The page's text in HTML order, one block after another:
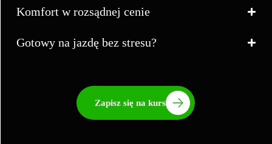
Komfort w rozsądnej cenie
Gotowy na jazdę bez stresu?
Zapisz się na kurs